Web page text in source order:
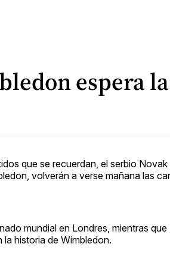
espera
que se recuerdan, el serbio
volverán a verse mañana las
mundial en Londres, mientras
historia de Wimbledon.